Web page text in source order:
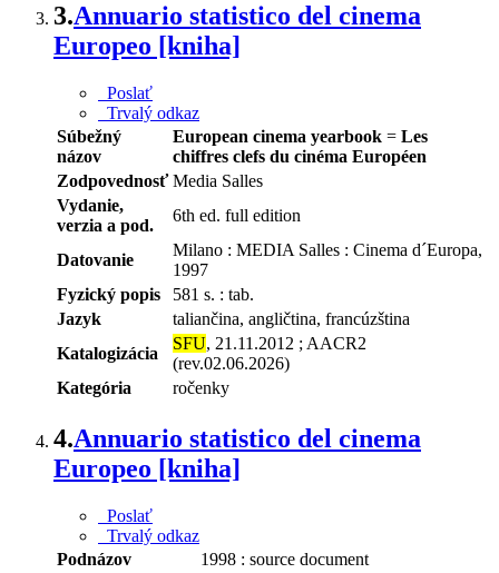
3.Annuario statistico del cinema
Europeo [kniha]
Poslať
Trvalý odkaz
Súbežný
názov
European cinema yearbook = Les
chiffres clefs du cinéma Européen
Zodpovednosť Media Salles
Vydanie,
verzia a pod.
6th ed. full edition
Datovanie
Milano : MEDIA Salles : Cinema d´Europa,
1997
Fyzický popis
581 s. : tab.
Jazyk
taliančina, angličtina, francúzština
Katalogizácia
SFU, 21.11.2012 ; AACR2
(rev.02.06.2026)
Kategória
ročenky
4.Annuario statistico del cinema
Europeo [kniha]
Poslať
Trvalý odkaz
Podnázov
1998 : source document